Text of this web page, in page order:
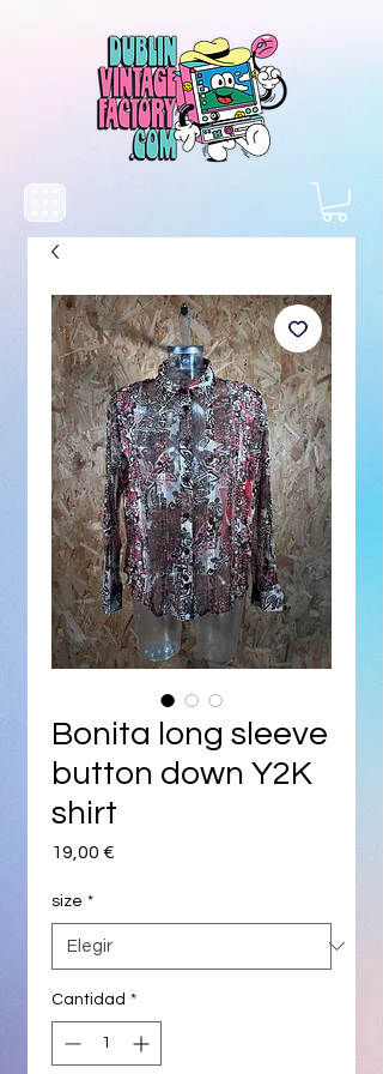
Bonita long sleeve
button down Y2K
shirt
19,00 €
size *
Cantidad *